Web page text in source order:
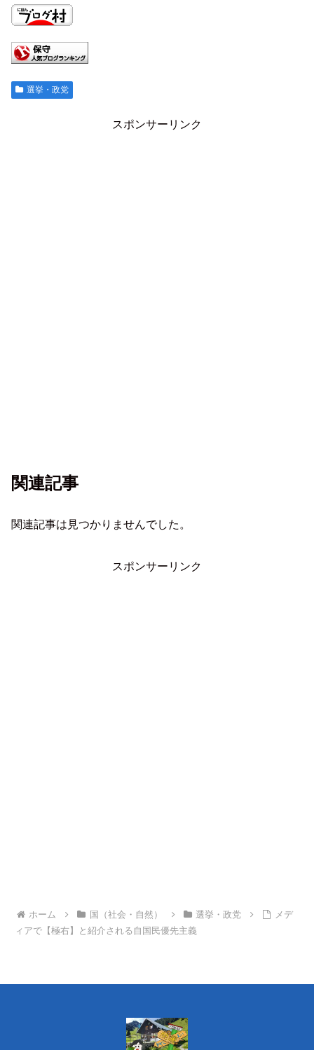
選挙・政党
スポンサーリンク
関連記事
関連記事は見つかりませんでした。
スポンサーリンク
ホーム 国（社会・自然） 選挙・政党
メデ
ィアで【極右】と紹介される自国民優先主義